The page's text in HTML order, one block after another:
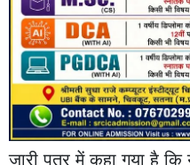
जारी पत्र में कहा गया है